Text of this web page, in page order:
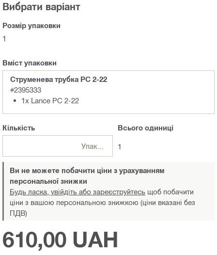
Вибрати варіант
Розмір упаковки
1
Вміст упаковки
Струменева трубка PC 2-22
#2395333
1x Lance PC 2-22
Кількість
Упаковки
Всьогоодиниці
1
Ви не можете побачити ціни з урахуванням
персональної знижки
Будь ласка, увійдіть або зареєструйтесь щоб побачити
ціни з вашою персональною знижкою (ціни вказані без
ПДВ)
610,00 UAH